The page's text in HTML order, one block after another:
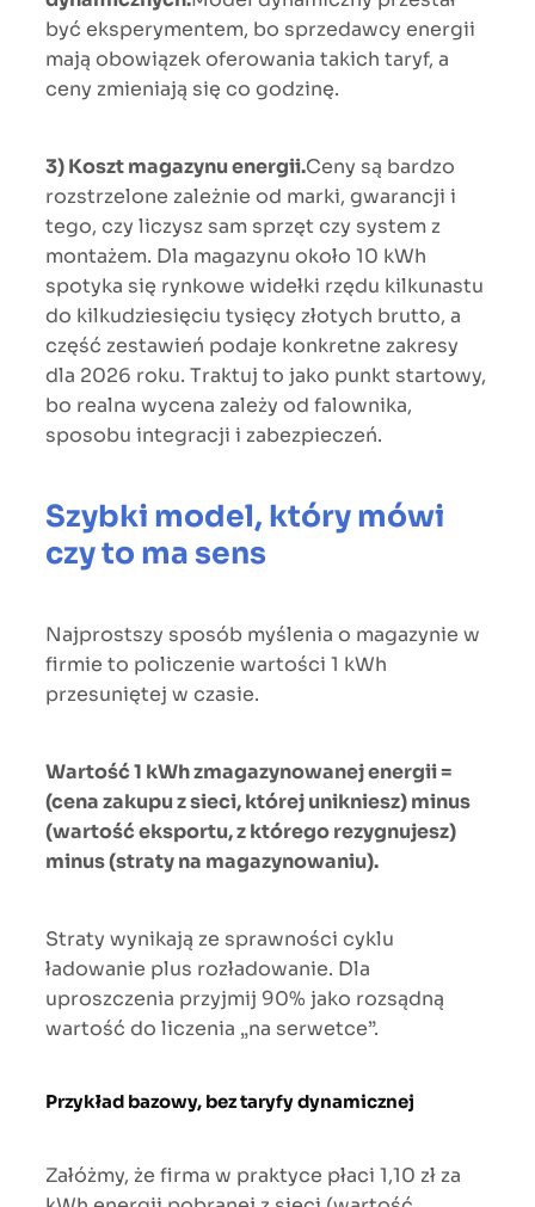
być eksperymentem, bo sprzedawcy energii
mają obowiązek oferowania takich taryf, a
ceny zmieniają się co godzinę.
3) Koszt magazynu energii.Ceny są bardzo
rozstrzelone zależnie od marki, gwarancji i
tego, czy liczysz sam sprzęt czy system z
montażem. Dla magazynu około 10 kWh
spotyka się rynkowe widełki rzędu kilkunastu
do kilkudziesięciu tysięcy złotych brutto, a
część zestawień podaje konkretne zakresy
dla 2026 roku. Traktuj to jako punkt startowy,
bo realna wycena zależy od falownika,
sposobu integracji i zabezpieczeń.
Szybki model, który mówi
czy to ma sens
Najprostszy sposób myślenia o magazynie w
firmie to policzenie wartości 1 kWh
przesuniętej w czasie.
Wartość 1 kWh zmagazynowanej energii =
(cena zakupu z sieci, której unikniesz) minus
(wartość eksportu, z którego rezygnujesz)
minus (straty na magazynowaniu).
Straty wynikają ze sprawności cyklu
ładowanie plus rozładowanie. Dla
uproszczenia przyjmij 90% jako rozsądną
wartość do liczenia „na serwetce”.
Przykład bazowy, bez taryfy dynamicznej
Załóżmy, że firma w praktyce płaci 1,10 zł za